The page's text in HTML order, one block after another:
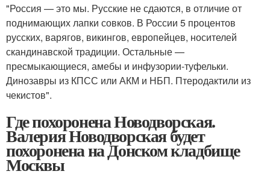
"Россия — это мы. Русские не сдаются, в отличие от
поднимающих лапки совков. В России 5 процентов
русских, варягов, викингов, европейцев, носителей
скандинавской традиции. Остальные —
пресмыкающиеся, амебы и инфузории-туфельки.
Динозавры из КПСС или АКМ и НБП. Птеродактили из
чекистов".
Где похоронена Новодворская.
Валерия Новодворская будет
похоронена на Донском кладбище
Москвы